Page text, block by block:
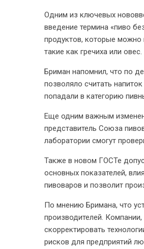
Одним из ключевых
введение термина «пиво
продуктов, которые можно
такие как гречиха или овес.
Бриман напомнил, что по
позволяло считать
попадали в категорию
Еще одним важным
представитель Союза
лаборатории смогут
Также в новом ГОСТе
основных показателей,
пивоваров и позволит
По мнению Бримана, что
производителей.
скорректировать
рисков для предприятий